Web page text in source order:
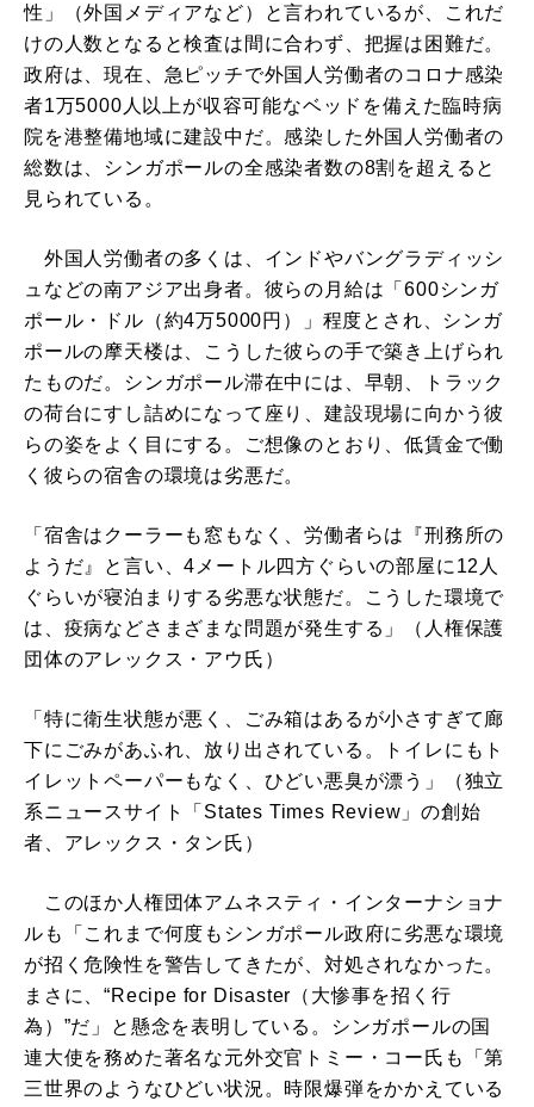
性」（外国メディアなど）と言われているが、これだ
けの人数となると検査は間に合わず、把握は困難だ。
政府は、現在、急ピッチで外国人労働者のコロナ感染
者1万5000人以上が収容可能なベッドを備えた臨時病
院を港整備地域に建設中だ。感染した外国人労働者の
総数は、シンガポールの全感染者数の8割を超えると
見られている。
外国人労働者の多くは、インドやバングラディッシ
ュなどの南アジア出身者。彼らの月給は「600シンガ
ポール・ドル（約4万5000円）」程度とされ、シンガ
ポールの摩天楼は、こうした彼らの手で築き上げられ
たものだ。シンガポール滞在中には、早朝、トラック
の荷台にすし詰めになって座り、建設現場に向かう彼
らの姿をよく目にする。ご想像のとおり、低賃金で働
く彼らの宿舎の環境は劣悪だ。
「宿舎はクーラーも窓もなく、労働者らは『刑務所の
ようだ』と言い、4メートル四方ぐらいの部屋に12人
ぐらいが寝泊まりする劣悪な状態だ。こうした環境で
は、疫病などさまざまな問題が発生する」（人権保護
団体のアレックス・アウ氏）
「特に衛生状態が悪く、ごみ箱はあるが小さすぎて廊
下にごみがあふれ、放り出されている。トイレにもト
イレットペーパーもなく、ひどい悪臭が漂う」（独立
系ニュースサイト「States Times Review」の創始
者、アレックス・タン氏）
このほか人権団体アムネスティ・インターナショナ
ルも「これまで何度もシンガポール政府に劣悪な環境
が招く危険性を警告してきたが、対処されなかった。
まさに、“Recipe for Disaster（大惨事を招く行
為）”だ」と懸念を表明している。シンガポールの国
連大使を務めた著名な元外交官トミー・コー氏も「第
三世界のようなひどい状況。時限爆弾をかかえている